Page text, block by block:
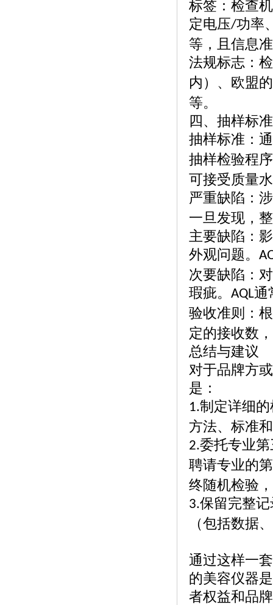
标签：检查
定电压/功率
等，且信息
法规标志：
内）、欧盟的
等。
四、抽样标
抽样标准：
抽样检验程
可接受质量
严重缺陷：
一旦发现，
主要缺陷：
外观问题。
次要缺陷：
瑕疵。 AQL通
验收准则：
定的接收数
总结与建议
对于品牌方
是：
1.制定详细
方法、标准
2.委托专业
聘请专业的
终随机检验
3.保留完整
（包括数据
通过这样一
的美容仪器
者权益和品